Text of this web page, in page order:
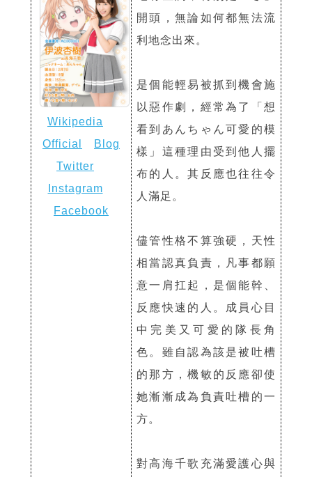
Wikipedia
Official
Blog
Twitter
Instagram
Facebook
開頭，無論如何都無法流
利地念出來。
是個能輕易被抓到機會施
以惡作劇，經常為了「想
看到あんちゃん可愛的模
樣」這種理由受到他人擺
布的人。其反應也往往令
人滿足。
儘管性格不算強硬，天性
相當認真負責，凡事都願
意一肩扛起，是個能幹、
反應快速的人。成員心目
中完美又可愛的隊長角
色。雖自認為該是被吐槽
的那方，機敏的反應卻使
她漸漸成為負責吐槽的一
方。
對高海千歌充滿愛護心與